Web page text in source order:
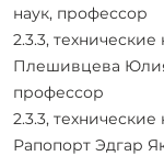
наук, профессор
2.3.3, технические
Плешивцева Юлия
профессор
2.3.3, технические
Рапопорт Эдгар